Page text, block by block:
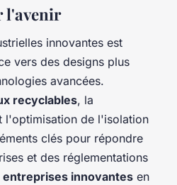
l'avenir
innovantes est
vers des designs plus
avancées.
recyclables, la
l'optimisation de l'isolation
clés pour répondre
et des réglementations
entreprises innovantes en